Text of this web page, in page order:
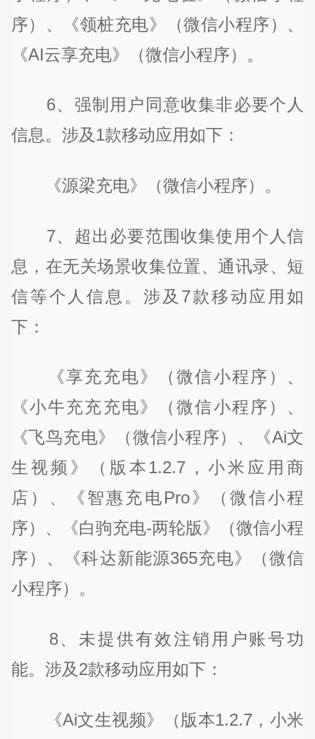
序）、《领桩充电》（微信小程序）、
《AI云享充电》（微信小程序）。
6、强制用户同意收集非必要个人
信息。涉及1款移动应用如下：
《源梁充电》（微信小程序）。
7、超出必要范围收集使用个人信
息，在无关场景收集位置、通讯录、短
信等个人信息。涉及7款移动应用如
下：
《享充充电》（微信小程序）、
《小牛充充充电》（微信小程序）、
《飞鸟充电》（微信小程序）、《Ai文
生视频》（版本1.2.7，小米应用商
店）、《智惠充电Pro》（微信小程
序）、《白驹充电-两轮版》（微信小程
序）、《科达新能源365充电》（微信
小程序）。
8、未提供有效注销用户账号功
能。涉及2款移动应用如下：
《Ai文生视频》（版本1.2.7，小米